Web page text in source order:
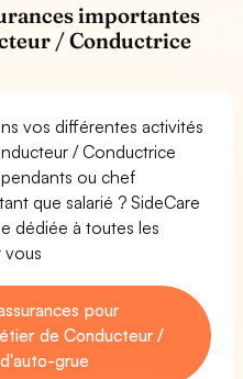
importantes
/ Conductrice
vos différentes activités
/ Conductrice
ou chef
que salarié ? SideCare
dédiée à toutes les
vous
pour
de Conducteur /
grue